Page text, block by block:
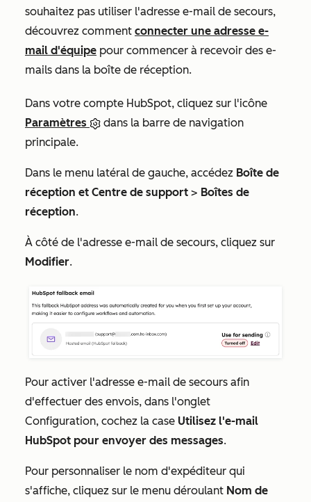
souhaitez pas utiliser l'adresse e-mail de secours,
découvrez comment connecter une adresse e-
mail d'équipe pour commencer à recevoir des e-
mails dans la boîte de réception.
Dans votre compte HubSpot, cliquez sur l'icône
Paramètres
dans la barre de navigation
principale.
Dans le menu latéral de gauche, accédez Boîte de
réception et Centre de support > Boîtes de
réception.
À côté de l'adresse e-mail de secours, cliquez sur
Modifier.
Pour activer l'adresse e-mail de secours afin
d'effectuer des envois, dans l'onglet
Configuration, cochez la case Utilisez l'e-mail
HubSpot pour envoyer des messages.
Pour personnaliser le nom d'expéditeur qui
s'affiche, cliquez sur le menu déroulant Nom de